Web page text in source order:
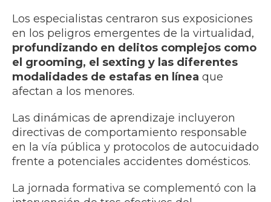
Los especialistas centraron sus exposiciones
en los peligros emergentes de la virtualidad,
profundizando en delitos complejos como
el grooming, el sexting y las diferentes
modalidades de estafas en línea que
afectan a los menores.
Las dinámicas de aprendizaje incluyeron
directivas de comportamiento responsable
en la vía pública y protocolos de autocuidado
frente a potenciales accidentes domésticos.
La jornada formativa se complementó con la